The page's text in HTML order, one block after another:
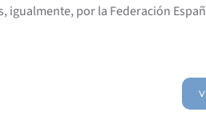
por la Federación